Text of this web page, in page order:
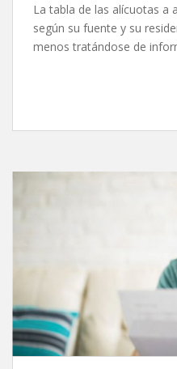
La tabla de las alícuotas a
según su fuente y su
menos tratándose de